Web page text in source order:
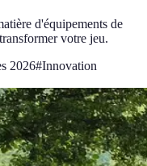
d'équipements de
votre jeu.
2026#Innovation